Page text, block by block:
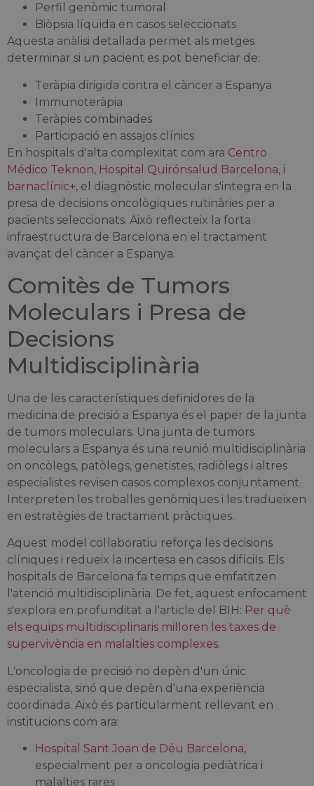
Perfil genòmic tumoral
Biòpsia líquida en casos seleccionats
Aquesta anàlisi detallada permet als metges
determinar si un pacient es pot beneficiar de:
Teràpia dirigida contra el càncer a Espanya
Immunoteràpia
Teràpies combinades
Participació en assajos clínics
En hospitals d'alta complexitat com ara Centro
Médico Teknon, Hospital Quirónsalud Barcelona, i
barnaclínic+, el diagnòstic molecular s'integra en la
presa de decisions oncològiques rutinàries per a
pacients seleccionats. Això reflecteix la forta
infraestructura de Barcelona en el tractament
avançat del càncer a Espanya.
Comitès de Tumors
Moleculars i Presa de
Decisions
Multidisciplinària
Una de les característiques definidores de la
medicina de precisió a Espanya és el paper de la junta
de tumors moleculars. Una junta de tumors
moleculars a Espanya és una reunió multidisciplinària
on oncòlegs, patòlegs, genetistes, radiòlegs i altres
especialistes revisen casos complexos conjuntament.
Interpreten les troballes genòmiques i les tradueixen
en estratègies de tractament pràctiques.
Aquest model col·laboratiu reforça les decisions
clíniques i redueix la incertesa en casos difícils. Els
hospitals de Barcelona fa temps que emfatitzen
l'atenció multidisciplinària. De fet, aquest enfocament
s'explora en profunditat a l'article del BIH: Per què
els equips multidisciplinaris milloren les taxes de
supervivència en malalties complexes.
L'oncologia de precisió no depèn d'un únic
especialista, sinó que depèn d'una experiència
coordinada. Això és particularment rellevant en
institucions com ara:
Hospital Sant Joan de Déu Barcelona,
especialment per a oncologia pediàtrica i
malalties rares